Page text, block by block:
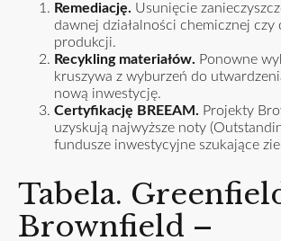
Remediację. Usunięcie
dawnej działalności chemicznej czy
produkcji.
Recykling materiałów. Ponowne
kruszywa z wyburzeń do
nową inwestycję.
Certyfikację BREEAM. Projekty
uzyskują najwyższe noty
fundusze inwestycyjne szukające
Tabela.
Brownfield –